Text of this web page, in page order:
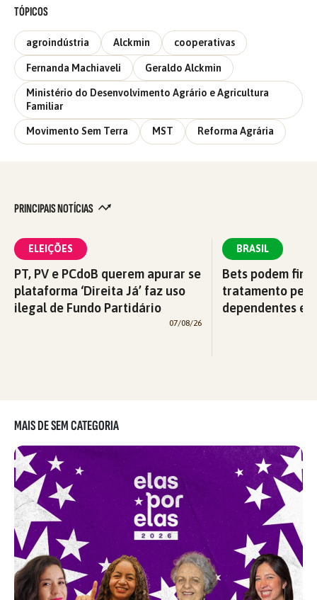
TÓPICOS
agroindústria Alckmin cooperativas
Fernanda Machiaveli Geraldo Alckmin
Ministério do Desenvolvimento Agrário e Agricultura
Familiar
Movimento Sem Terra MST Reforma Agrária
PRINCIPAIS NOTÍCIAS
ELEIÇÕES
PT, PV e PCdoB querem apurar se
plataforma ‘Direita Já’ faz uso
ilegal de Fundo Partidário
07/08/26
BRASIL
Bets podem
tratamento pelo
dependentes
MAIS DE SEM CATEGORIA